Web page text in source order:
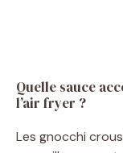
Quelle sauce
l’air fryer ?
Les gnocchi